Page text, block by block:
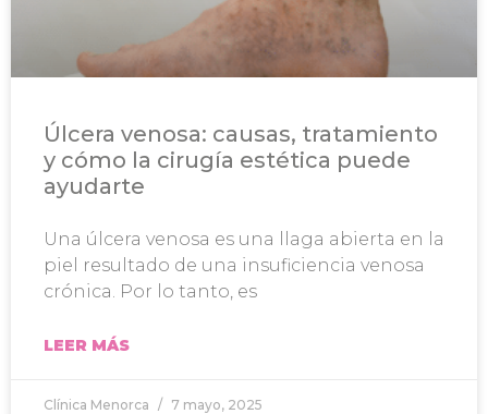
Úlcera venosa: causas, tratamiento
y cómo la cirugía estética puede
ayudarte
Una úlcera venosa es una llaga abierta en la
piel resultado de una insuficiencia venosa
crónica. Por lo tanto, es
LEER MÁS
Clínica Menorca 7 mayo, 2025